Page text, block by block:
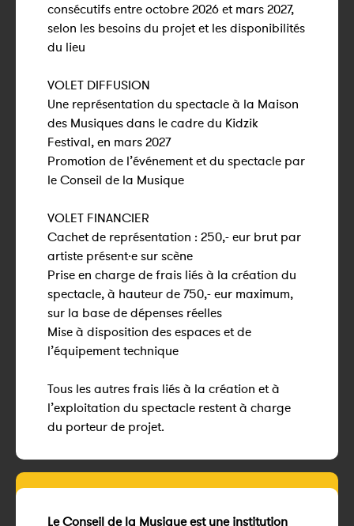
consécutifs entre octobre 2026 et mars 2027,
selon les besoins du projet et les disponibilités
du lieu
VOLET DIFFUSION
Une représentation du spectacle à la Maison
des Musiques dans le cadre du Kidzik
Festival, en mars 2027
Promotion de l’événement et du spectacle par
le Conseil de la Musique
VOLET FINANCIER
Cachet de représentation : 250,- eur brut par
artiste présent·e sur scène
Prise en charge de frais liés à la création du
spectacle, à hauteur de 750,- eur maximum,
sur la base de dépenses réelles
Mise à disposition des espaces et de
l’équipement technique
Tous les autres frais liés à la création et à
l’exploitation du spectacle restent à charge
du porteur de projet.
Le Conseil de la Musique est une institution